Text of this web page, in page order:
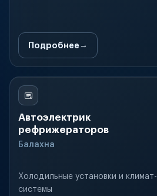
Подробнее
Автоэлектрик
рефрижераторов
Балахна
Холодильные установки и климат-
системы